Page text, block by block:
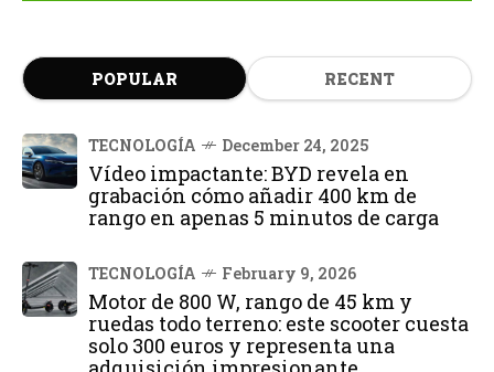
POPULAR RECENT
TECNOLOGÍA December 24, 2025
Vídeo impactante: BYD revela en
grabación cómo añadir 400 km de
rango en apenas 5 minutos de carga
TECNOLOGÍA February 9, 2026
Motor de 800 W, rango de 45 km y
ruedas todo terreno: este scooter cuesta
solo 300 euros y representa una